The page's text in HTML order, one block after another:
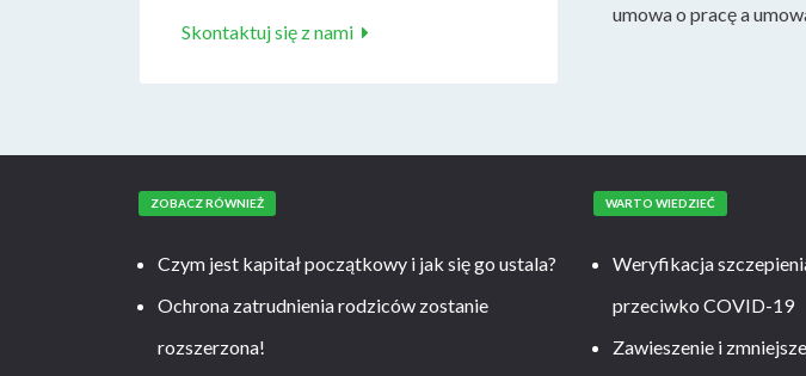
Skontaktuj się z nami
umowa o pracę a
ZOBACZ RÓWNIEŻ
Czym jest kapitał początkowy i jak się go ustala?
Ochrona zatrudnienia rodziców zostanie
rozszerzona!
WARTO WIEDZIEĆ
Weryfikacja
przeciwko COVID-19
Zawieszenie i